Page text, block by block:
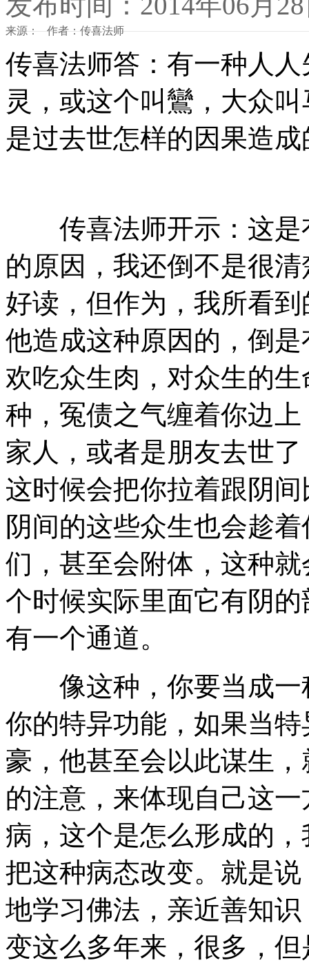
来源： 作者：传喜法师
传喜法师答：有一种人
灵，或这个叫鸞，大众
是过去世怎样的因果造成
传喜法师开示：这是
的原因，我还倒不是很
好读，但作为，我所看
他造成这种原因的，倒
欢吃众生肉，对众生的
种，冤债之气缠着你边
家人，或者是朋友去世
这时候会把你拉着跟阴
阴间的这些众生也会趁
们，甚至会附体，这种
个时候实际里面它有阴
有一个通道。
像这种，你要当成一
你的特异功能，如果当
豪，他甚至会以此谋生
的注意，来体现自己这
病，这个是怎么形成的
把这种病态改变。就是
地学习佛法，亲近善知
变这么多年来，很多，